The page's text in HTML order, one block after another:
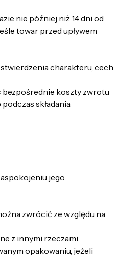
nie później niż 14 dni od
towar przed upływem
charakteru, cech
bezpośrednie koszty zwrotu
składania
jego
zwrócić ze względu na
z innymi rzeczami.
opakowaniu, jeżeli